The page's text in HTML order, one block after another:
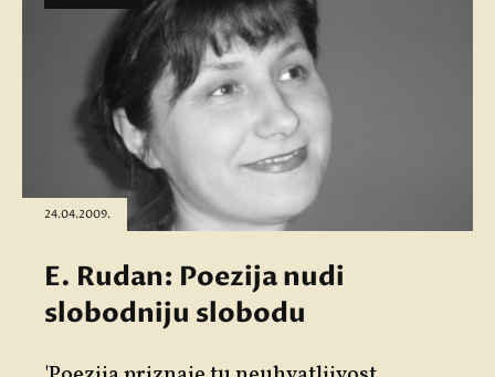
24.04.2009.
E. Rudan: Poezija nudi
slobodniju slobodu